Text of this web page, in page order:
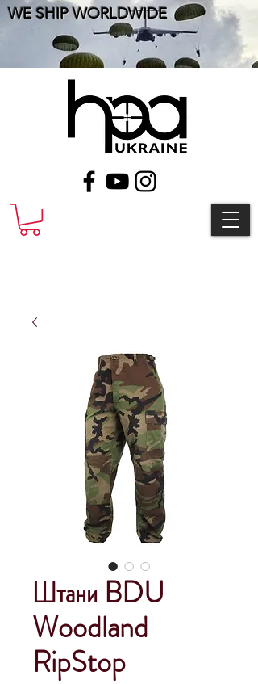
WE SHIP WORLDWIDE
Штани BDU
Woodland
RipStop